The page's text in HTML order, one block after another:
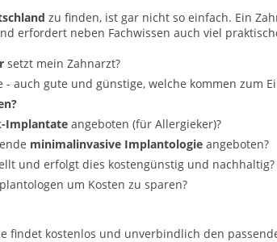
zu finden, ist gar nicht so einfach. Ein
erfordert neben Fachwissen auch viel
setzt mein Zahnarzt?
auch gute und günstige, welche kommen zum
Implantate angeboten (für Allergieker)?
minimalinvasive Implantologie angeboten?
und erfolgt dies kostengünstig und nachhaltig?
um Kosten zu sparen?
findet kostenlos und unverbindlich den